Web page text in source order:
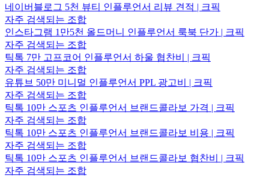
네이버블로그 5천 뷰티 인플루언서 리뷰 견적 | 크픽
자주 검색되는 조합
인스타그램 1만5천 올드머니 인플루언서 룩북 단가 | 크픽
자주 검색되는 조합
틱톡 7만 고프코어 인플루언서 하울 협찬비 | 크픽
자주 검색되는 조합
유튜브 50만 미니멀 인플루언서 PPL 광고비 | 크픽
자주 검색되는 조합
틱톡 10만 스포츠 인플루언서 브랜드콜라보 가격 | 크픽
자주 검색되는 조합
틱톡 10만 스포츠 인플루언서 브랜드콜라보 비용 | 크픽
자주 검색되는 조합
틱톡 10만 스포츠 인플루언서 브랜드콜라보 협찬비 | 크픽
자주 검색되는 조합